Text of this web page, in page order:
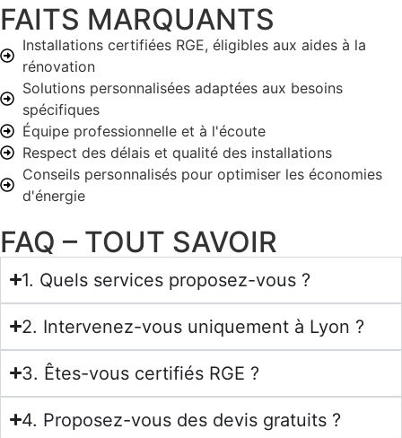
FAITS MARQUANTS
Installations certifiées RGE, éligibles aux aides à la
rénovation
Solutions personnalisées adaptées aux besoins
spécifiques
Équipe professionnelle et à l'écoute
Respect des délais et qualité des installations
Conseils personnalisés pour optimiser les économies
d'énergie
FAQ – TOUT SAVOIR
1. Quels services proposez-vous ?
2. Intervenez-vous uniquement à Lyon ?
3. Êtes-vous certifiés RGE ?
4. Proposez-vous des devis gratuits ?